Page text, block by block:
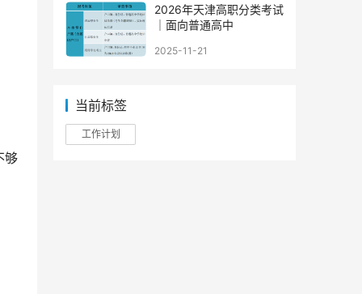
够
2026年天津高职分类考试
｜面向普通高中
2025-11-21
当前标签
工作计划